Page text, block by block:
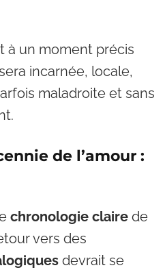
à un moment précis
incarnée, locale,
maladroite et sans
de l’amour :
chronologie claire de
vers des
devrait se